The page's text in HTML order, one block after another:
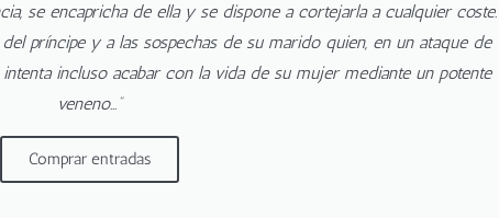
se encapricha de ella y se dispone a cortejarla a cualquier coste.
príncipe y a las sospechas de su marido quien, en un ataque de
incluso acabar con la vida de su mujer mediante un potente
veneno...”
Comprar entradas